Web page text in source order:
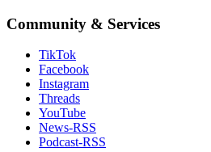
Community & Services
TikTok
Facebook
Instagram
Threads
YouTube
News-RSS
Podcast-RSS